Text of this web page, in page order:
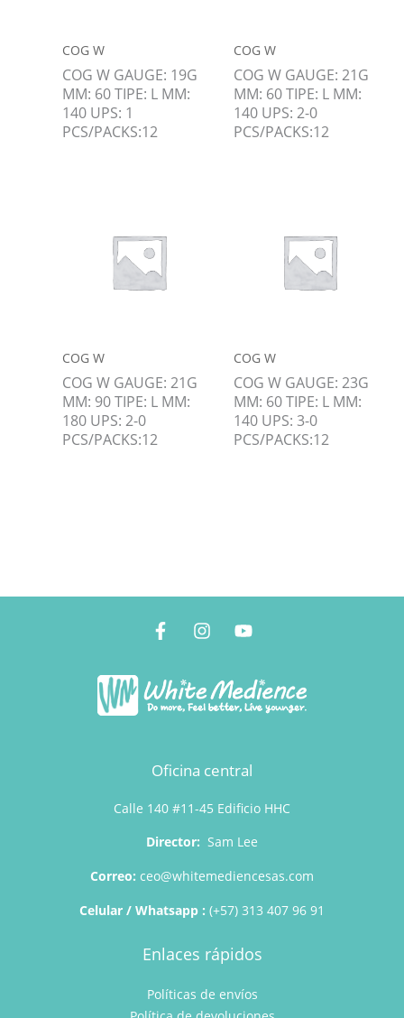
COG W
COG W GAUGE: 19G
MM: 60 TIPE: L MM:
140 UPS: 1
PCS/PACKS:12
COG W
COG W GAUGE: 21G
MM: 60 TIPE: L MM:
140 UPS: 2-0
PCS/PACKS:12
COG W
COG W GAUGE: 21G
MM: 90 TIPE: L MM:
180 UPS: 2-0
PCS/PACKS:12
COG W
COG W GAUGE: 23G
MM: 60 TIPE: L MM:
140 UPS: 3-0
PCS/PACKS:12
Oficina central
Calle 140 #11-45 Edificio HHC
Director: Sam Lee
Correo: ceo@whitemediencesas.com
Celular / Whatsapp : (+57) 313 407 96 91
Enlaces rápidos
Políticas de envíos